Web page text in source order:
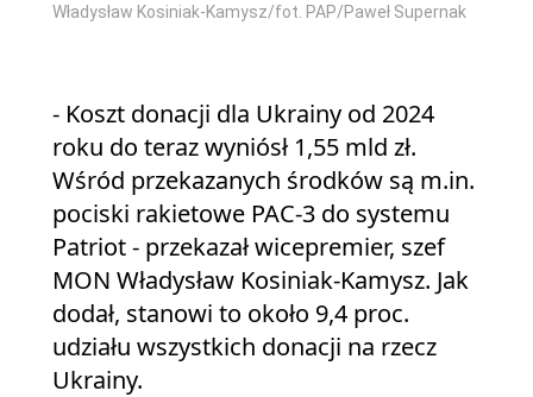
Władysław Kosiniak-Kamysz/fot. PAP/Paweł Supernak
- Koszt donacji dla Ukrainy od 2024
roku do teraz wyniósł 1,55 mld zł.
Wśród przekazanych środków są m.in.
pociski rakietowe PAC-3 do systemu
Patriot - przekazał wicepremier, szef
MON Władysław Kosiniak-Kamysz. Jak
dodał, stanowi to około 9,4 proc.
udziału wszystkich donacji na rzecz
Ukrainy.